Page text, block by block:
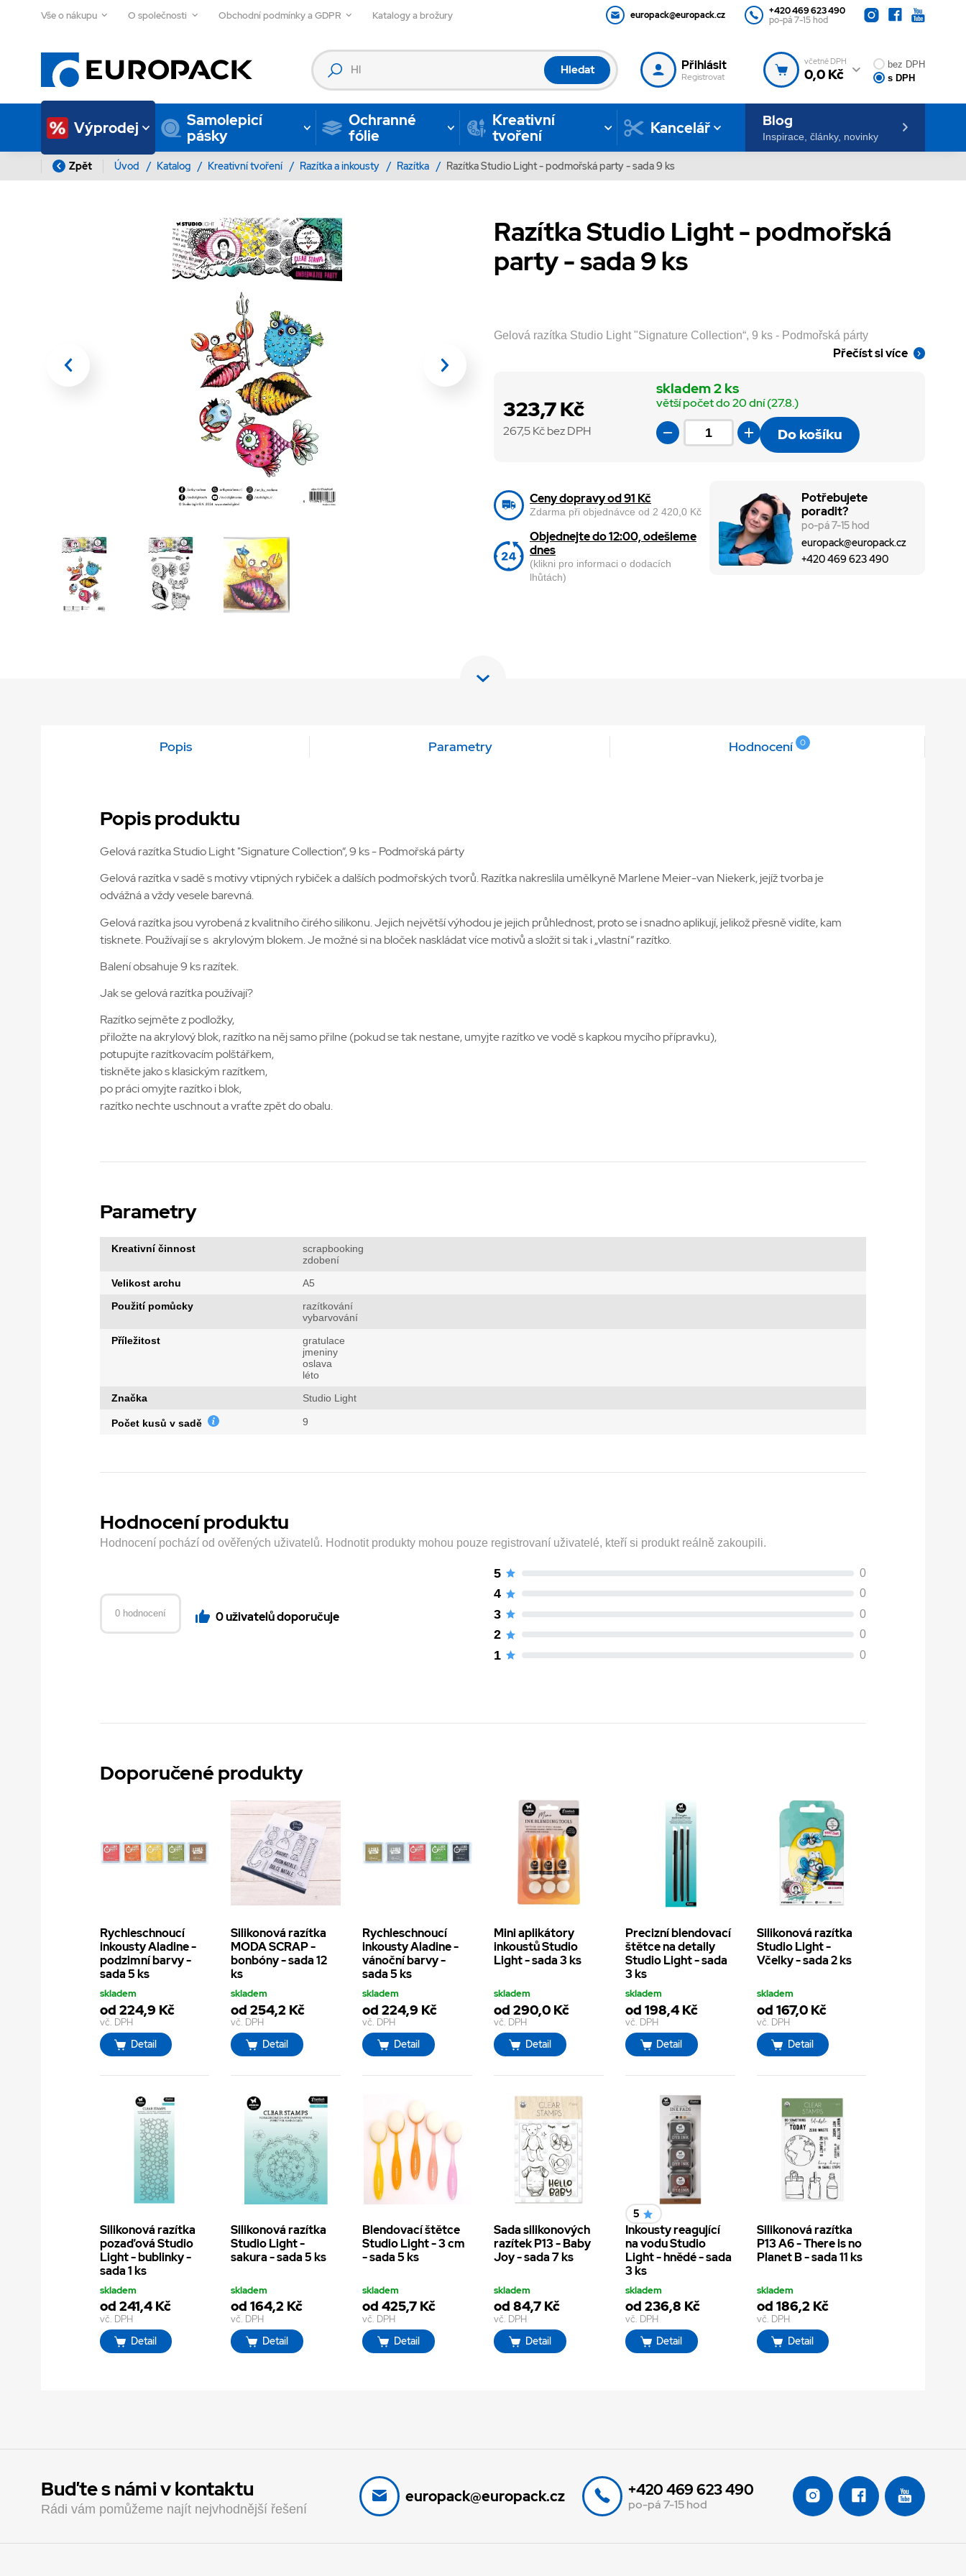
Vše o nákupu O společnosti Obchodní podmínky a GDPR Katalogy a brožury europack@europack.cz
+420 469 623 490
po-pá 7-15 hod
Hledat Přihlásit
Registrovat
včetně DPH
0,0 Kč
bez DPH
s DPH
Výprodej
Samolepicí
pásky
Ochranné
fólie
Kreativní
tvoření
Kancelář Blog
Inspirace, články, novinky
Zpět Úvod / Katalog / Kreativní tvoření / Razítka a inkousty / Razítka / Razítka Studio Light - podmořská party - sada 9 ks
Razítka Studio Light - podmořská
party - sada 9 ks
Gelová razítka Studio Light "Signature Collection“, 9 ks - Podmořská párty
Přečíst si více
323,7 Kč
267,5Kč bez DPH
skladem 2 ks
větší počet do 20 dní (27.8.)
Do košíku
Ceny dopravy od 91 Kč
Zdarma při objednávce od 2 420,0 Kč
Objednejte do 12:00, odešleme
dnes
(klikni pro informaci o dodacích
lhůtách)
Potřebujete
poradit?
po-pá 7-15 hod
europack@europack.cz
+420 469 623 490
Popis Parametry Hodnocení 0
Popis produktu
Gelová razítka Studio Light "Signature Collection“, 9 ks - Podmořská párty
Gelová razítka v sadě s motivy vtipných rybiček a dalších podmořských tvorů. Razítka nakreslila umělkyně Marlene Meier-van Niekerk, jejíž tvorba je
odvážná a vždy vesele barevná.
Gelová razítka jsou vyrobená z kvalitního čirého silikonu. Jejich největší výhodou je jejich průhlednost, proto se i snadno aplikují, jelikož přesně vidíte, kam
tisknete. Používají se s akrylovým blokem. Je možné si na bloček naskládat více motivů a složit si tak i „vlastní“ razítko.
Balení obsahuje 9 ks razítek.
Jak se gelová razítka používají?
Razítko sejměte z podložky,
přiložte na akrylový blok, razítko na něj samo přilne (pokud se tak nestane, umyjte razítko ve vodě s kapkou mycího přípravku),
potupujte razítkovacím polštářkem,
tiskněte jako s klasickým razítkem,
po práci omyjte razítko i blok,
razítko nechte uschnout a vraťte zpět do obalu.
Parametry
Kreativní činnost
scrapbooking
zdobení
Velikost archu
A5
Použití pomůcky
razítkování
vybarvování
Příležitost
gratulace
jmeniny
oslava
léto
Značka
Studio Light
Počet kusů v sadě 9
Hodnocení produktu
Hodnocení pochází od ověřených uživatelů. Hodnotit produkty mohou pouze registrovaní uživatelé, kteří si produkt reálně zakoupili.
0 hodnocení 0 uživatelů doporučuje
5 0
4 0
3 0
2 0
1 0
Doporučené produkty
Rychleschnoucí
inkousty Aladine -
podzimní barvy -
sada 5 ks
skladem
od 224,9 Kč
vč. DPH
Detail
Silikonová razítka
MODA SCRAP -
bonbóny - sada 12
ks
skladem
od 254,2 Kč
vč. DPH
Detail
Rychleschnoucí
inkousty Aladine -
vánoční barvy -
sada 5 ks
skladem
od 224,9 Kč
vč. DPH
Detail
Mini aplikátory
inkoustů Studio
Light - sada 3 ks
skladem
od 290,0 Kč
vč. DPH
Detail
Precizní blendovací
štětce na detaily
Studio Light - sada
3 ks
skladem
od 198,4 Kč
vč. DPH
Detail
Silikonová razítka
Studio Light -
Včelky - sada 2 ks
skladem
od 167,0 Kč
vč. DPH
Detail
Silikonová razítka
pozaďová Studio
Light - bublinky -
sada 1 ks
skladem
od 241,4 Kč
vč. DPH
Detail
Silikonová razítka
Studio Light -
sakura - sada 5 ks
skladem
od 164,2 Kč
vč. DPH
Detail
Blendovací štětce
Studio Light - 3 cm
- sada 5 ks
skladem
od 425,7 Kč
vč. DPH
Detail
Sada silikonových
razítek P13 - Baby
Joy - sada 7 ks
skladem
od 84,7 Kč
vč. DPH
Detail
5
Inkousty reagující
na vodu Studio
Light - hnědé - sada
3 ks
skladem
od 236,8 Kč
vč. DPH
Detail
Silikonová razítka
P13 A6 - There is no
Planet B - sada 11 ks
skladem
od 186,2 Kč
vč. DPH
Detail
Buďte s námi v kontaktu
Rádi vám pomůžeme najít nejvhodnější řešení
europack@europack.cz +420 469 623 490
po-pá 7-15 hod